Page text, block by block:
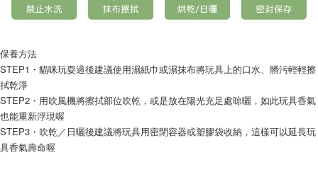
保養方法
STEP1・貓咪玩耍過後建議使用濕紙巾或濕抹布將玩具上的口水、髒污輕輕擦
拭乾淨
STEP2・用吹風機將擦拭部位吹乾，或是放在陽光充足處晾曬，如此玩具香氣
也能重新浮現喔
STEP3・吹乾／日曬後建議將玩具用密閉容器或塑膠袋收納，這樣可以延長玩
具香氣壽命喔